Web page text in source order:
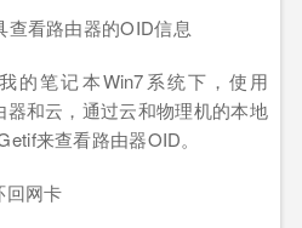
看路由器的OID信息
的笔记本Win7系统下，使用
和云，通过云和物理机的本地
来查看路由器OID。
回网卡